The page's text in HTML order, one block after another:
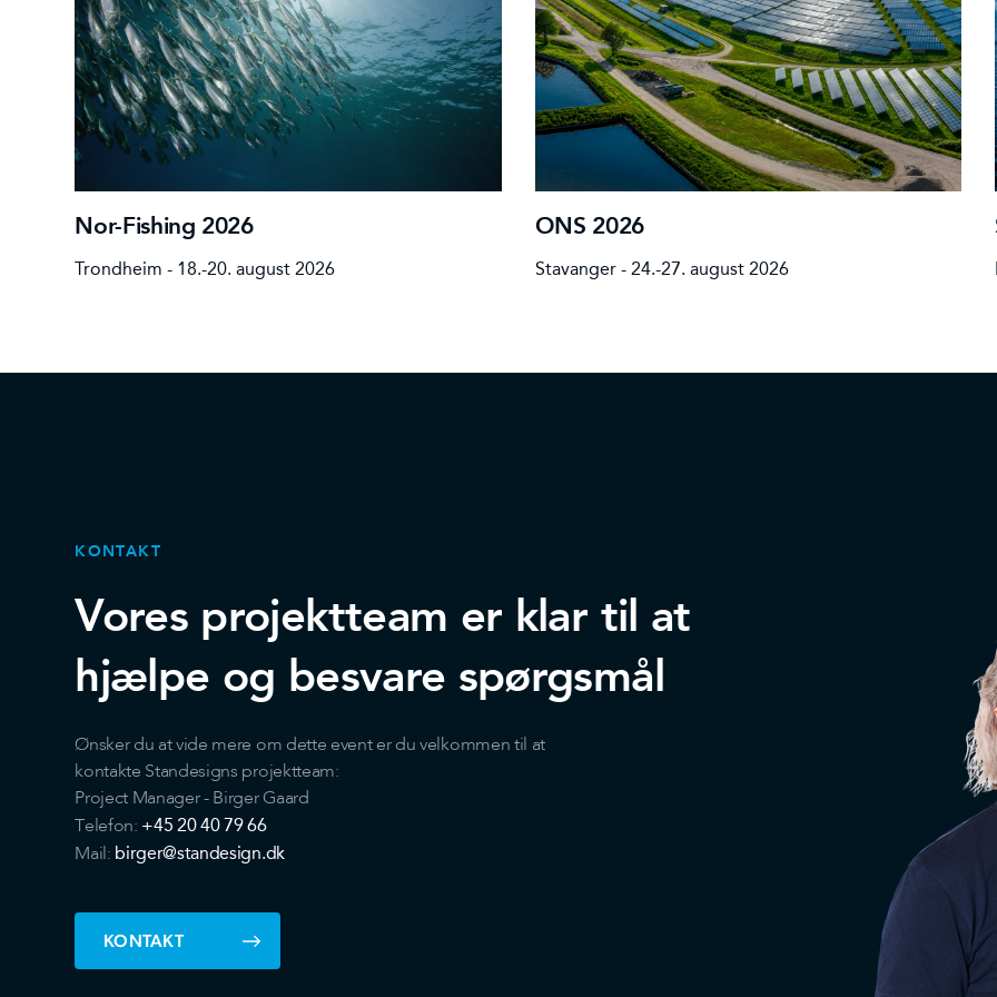
Nor-Fishing 2026
Trondheim - 18.-20. august 2026
ONS 2026
Stavanger - 24.-27. august 2026
KONTAKT
Vores projektteam er klar til at
hjælpe og besvare spørgsmål
Ønsker du at vide mere om dette event er du velkommen til at
kontakte Standesigns projektteam:
Project Manager - Birger Gaard
Telefon: +45 20 40 79 66
Mail: birger@standesign.dk
KONTAKT